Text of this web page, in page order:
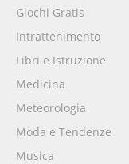
Giochi Gratis
Intrattenimento
Libri e Istruzione
Medicina
Meteorologia
Moda e Tendenze
Musica